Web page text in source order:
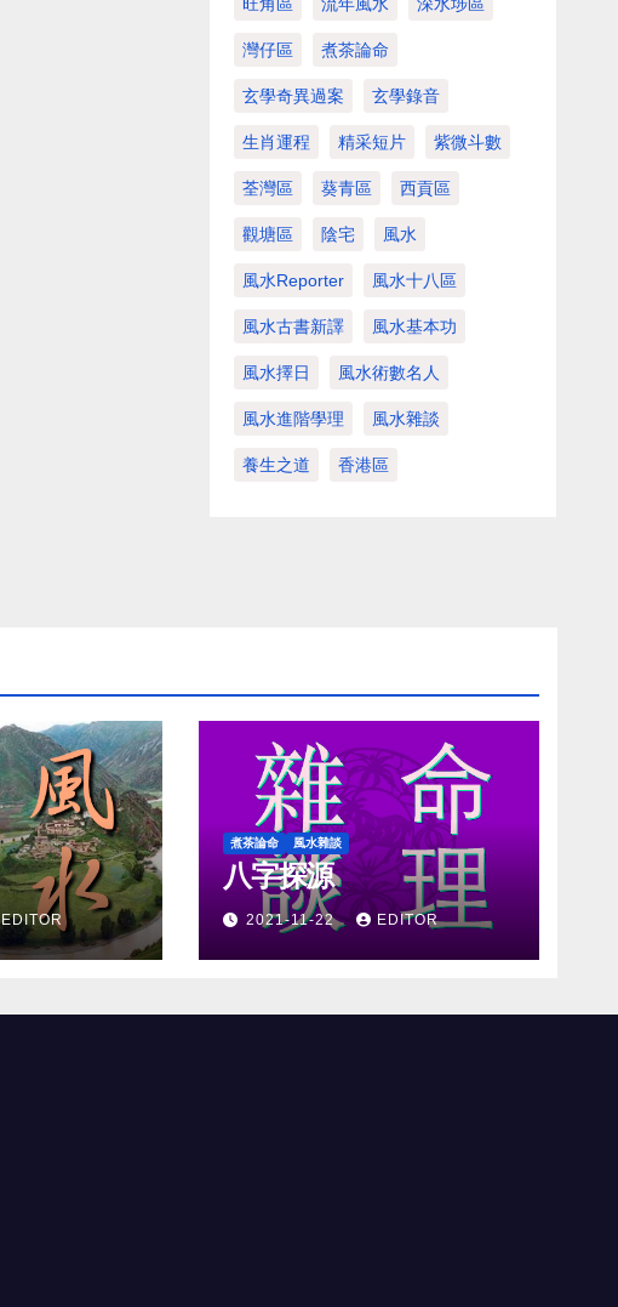
灣仔區 煮茶論命
玄學奇異過案 玄學錄音
生肖運程 精采短片 紫微斗數
荃灣區 葵青區 西貢區
觀塘區 陰宅 風水
風水Reporter 風水十八區
風水古書新譯 風水基本功
風水擇日 風水術數名人
風水進階學理 風水雜談
養生之道 香港區
EDITOR
煮茶論命 風水雜談
八字探源
2021-11-22 EDITOR